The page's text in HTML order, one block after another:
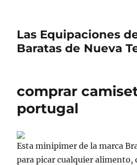
Las Equipaciones
Baratas de Nueva
comprar
portugal
Esta minipimer de la marca
para picar cualquier alimento,